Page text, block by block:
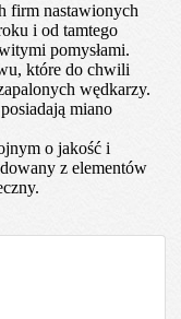
firm nastawionych
i od tamtego
pomysłami.
które do chwili
wędkarzy.
miano
o jakość i
z elementów